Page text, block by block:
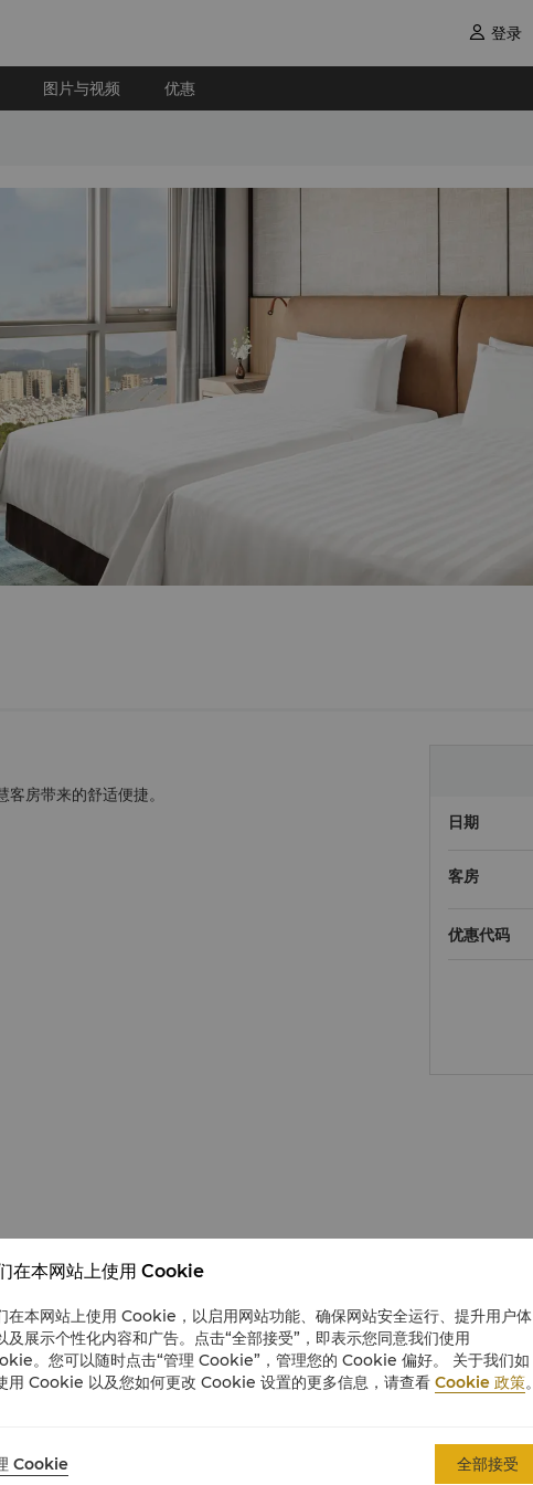
 登录
图片与视频 优惠
房带来的舒适便捷。
日期
客房
优惠代码
在本网站上使用 Cookie
在本网站上使用 Cookie，以启用网站功能、确保网站安全运行、提升用户体
及展示个性化内容和广告。点击“全部接受”，即表示您同意我们使用
。您可以随时点击“管理 Cookie”，管理您的 Cookie 偏好。 关于我们如
用 Cookie 以及您如何更改 Cookie 设置的更多信息，请查看 Cookie 政策。
Cookie 全部接受